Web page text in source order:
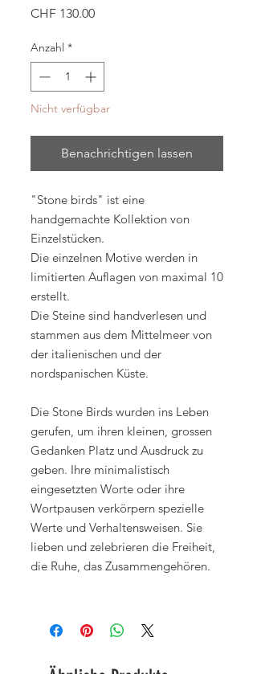
CHF 130.00Preis
Anzahl *
Nicht verfügbar
Benachrichtigen lassen
"Stone birds" ist eine
handgemachte Kollektion von
Einzelstücken.
Die einzelnen Motive werden in
limitierten Auflagen von maximal 10
erstellt.
Die Steine sind handverlesen und
stammen aus dem Mittelmeer von
der italienischen und der
nordspanischen Küste.
Die Stone Birds wurden ins Leben
gerufen, um ihren kleinen, grossen
Gedanken Platz und Ausdruck zu
geben. Ihre minimalistisch
eingesetzten Worte oder ihre
Wortpausen verkörpern spezielle
Werte und Verhaltensweisen. Sie
lieben und zelebrieren die Freiheit,
die Ruhe, das Zusammengehören.